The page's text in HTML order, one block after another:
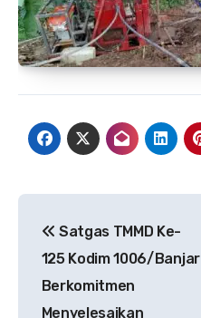
pos
Satgas TMMD Ke-
125 Kodim 1006/Banjar
Berkomitmen
Menyelesaikan